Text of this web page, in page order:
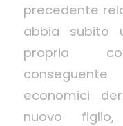
precedente
abbia subito
propria
economici
nuovo